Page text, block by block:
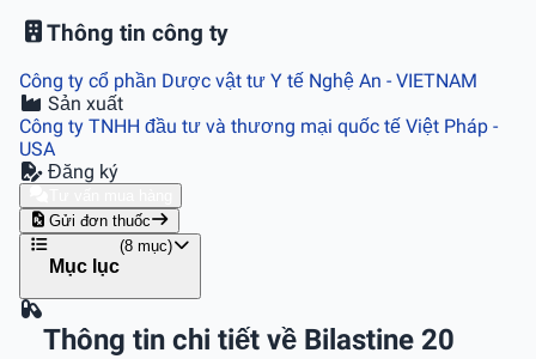
Thông tin công ty
Công ty cổ phần Dược vật tư Y tế Nghệ An - VIETNAM
Sản xuất
Công ty TNHH đầu tư và thương mại quốc tế Việt Pháp -
USA
Đăng ký
Gửi đơn thuốc
Mục lục
(8 mục)
Thông tin chi tiết về Bilastine 20